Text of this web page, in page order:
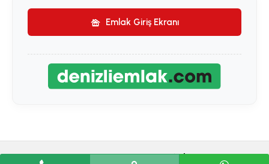
Emlak Giriş Ekranı
© 2026 . Tüm Hakları Saklıdır.